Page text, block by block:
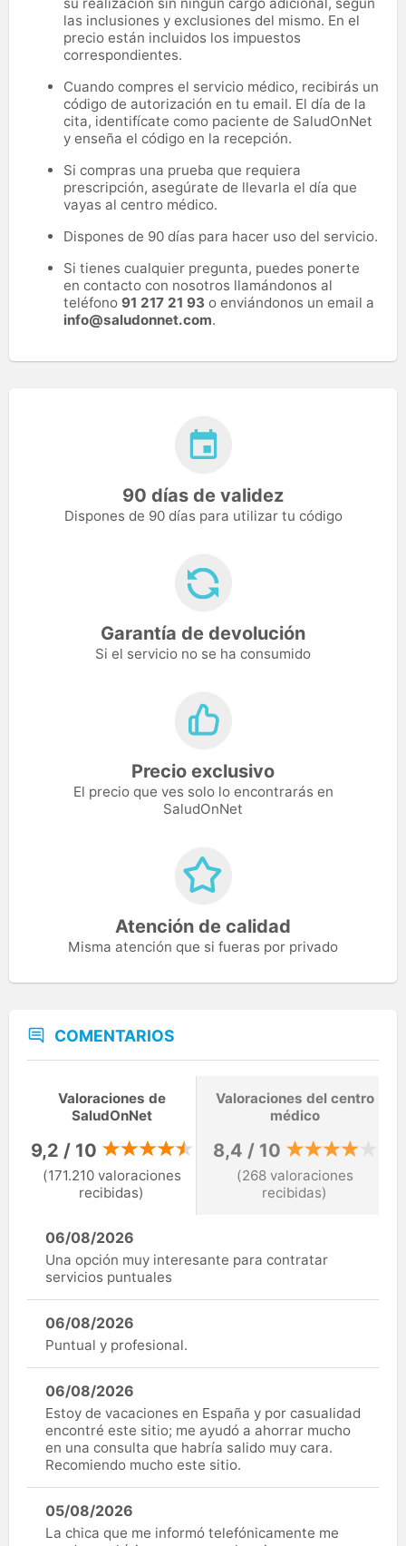
las inclusiones y exclusiones del mismo. En el
precio están incluidos los impuestos
correspondientes.
Cuando compres el servicio médico, recibirás un
código de autorización en tu email. El día de la
cita, identifícate como paciente de SaludOnNet
y enseña el código en la recepción.
Si compras una prueba que requiera
prescripción, asegúrate de llevarla el día que
vayas al centro médico.
Dispones de 90 días para hacer uso del servicio.
Si tienes cualquier pregunta, puedes ponerte
en contacto con nosotros llamándonos al
teléfono 91 217 21 93 o enviándonos un email a
info@saludonnet.com.
90 días de validez
Dispones de 90 días para utilizar tu código
Garantía de devolución
Si el servicio no se ha consumido
Precio exclusivo
El precio que ves solo lo encontrarás en
SaludOnNet
Atención de calidad
Misma atención que si fueras por privado
COMENTARIOS
Valoraciones de
SaludOnNet
9,2 / 10
(171.210 valoraciones
recibidas)
Valoraciones del centro
médico
8,4 / 10
(268 valoraciones
recibidas)
06/08/2026
Una opción muy interesante para contratar
servicios puntuales
06/08/2026
Puntual y profesional.
06/08/2026
Estoy de vacaciones en España y por casualidad
encontré este sitio; me ayudó a ahorrar mucho
en una consulta que habría salido muy cara.
Recomiendo mucho este sitio.
05/08/2026
La chica que me informó telefónicamente me